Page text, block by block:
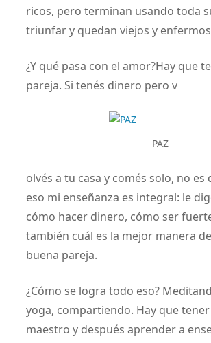
ricos, pero terminan usando toda
triunfar y quedan viejos y
¿Y qué pasa con el amor?Hay que
pareja. Si tenés dinero pero v
PAZ
olvés a tu casa y comés solo, no
eso mi enseñanza es integral: le
cómo hacer dinero, cómo ser
también cuál es la mejor manera
buena pareja.
¿Cómo se logra todo eso?
yoga, compartiendo. Hay que
maestro y después aprender a